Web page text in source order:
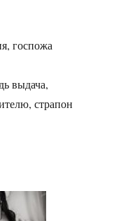
госпожа
выдача,
страпон